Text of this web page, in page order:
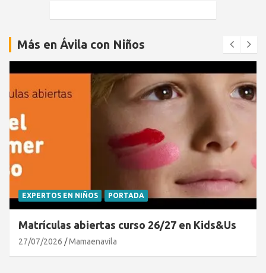
Más en Ávila con Niños
EXPERTOS EN NIÑOS PORTADA
Matrículas abiertas curso 26/27 en Kids&Us
27/07/2026 Mamaenavila